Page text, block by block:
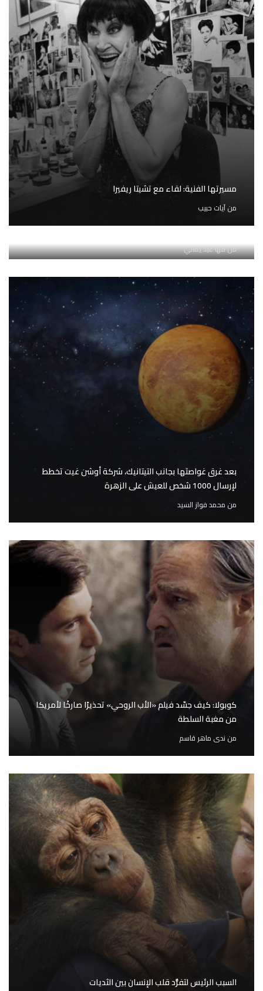
مسيرتها الفنية: لقاء مع تشيتا ريفيرا
منآيات حبيب
أهم خمس مهارات تحتاجها للتوظيف عام 2023
منمها عيد يماني
بعد غرق غواصتها بجانب التيتانيك، شركة أوشن غيت تخطط
لإرسال 1000 شخص للعيش على الزهرة
من محمد فواز السيد
كوبولا: كيف جسّد فيلم «الأب الروحي» تحذيرًا صارخًا لأمريكا
من مغبة السلطة
من ندى ماهر قاسم
السبب الرئيس لتفرُّد قلب الإنسان بين الثديات